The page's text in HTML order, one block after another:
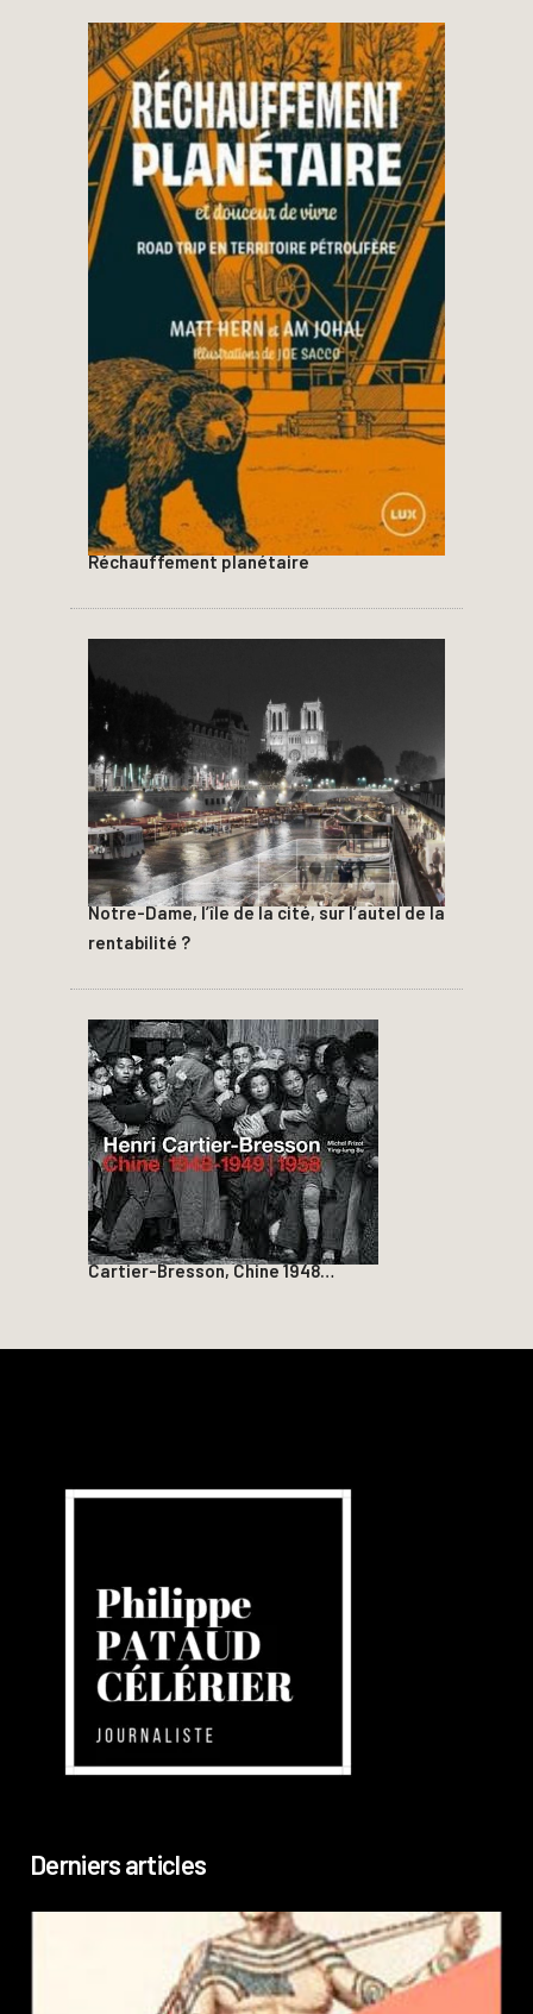
Réchauffement planétaire
Notre-Dame, l’île de la cité, sur l’autel de la
rentabilité ?
Cartier-Bresson, Chine 1948…
Derniers articles